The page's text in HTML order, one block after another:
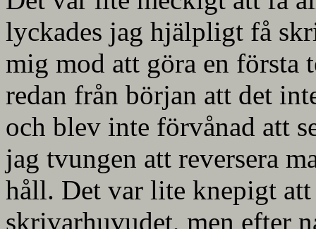
lyckades jag hjälpligt få
mig mod att göra en första
redan från början att det
och blev inte förvånad att
jag tvungen att reversera
håll. Det var lite knepigt
skrivarhuvudet, men efter